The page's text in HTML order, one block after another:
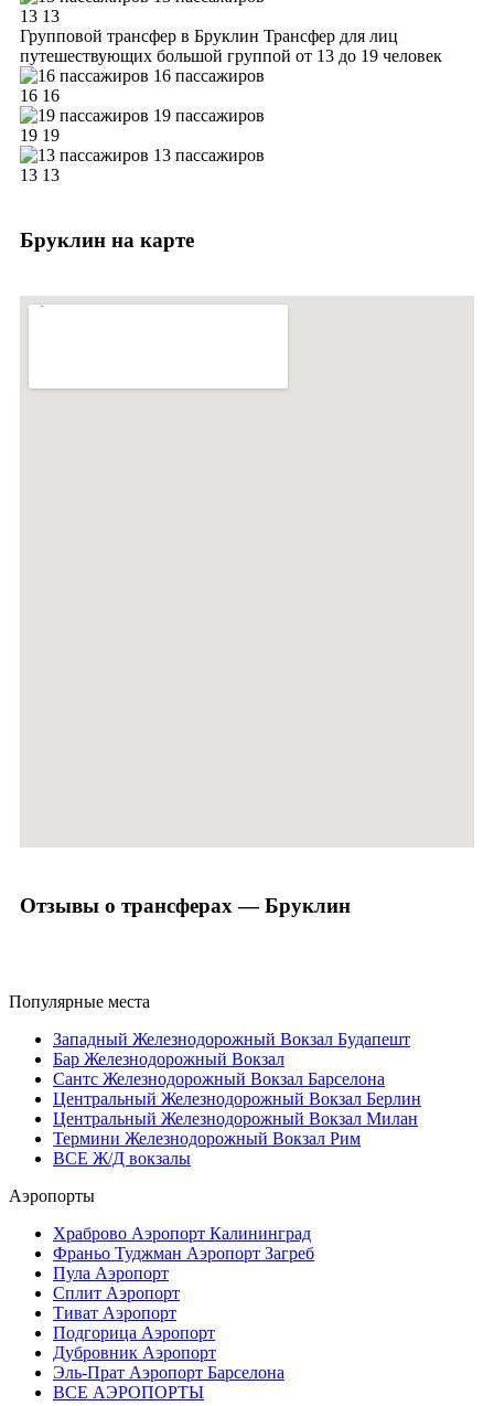
13 13
Групповой трансфер в Бруклин Трансфер для лиц
путешествующих большой группой от 13 до 19 человек
16 пассажиров
16 16
19 пассажиров
19 19
13 пассажиров
13 13
Бруклин на карте
Отзывы о трансферах — Бруклин
Популярные места
Западный Железнодорожный Вокзал Будапешт
Бар Железнодорожный Вокзал
Сантс Железнодорожный Вокзал Барселона
Центральный Железнодорожный Вокзал Берлин
Центральный Железнодорожный Вокзал Милан
Термини Железнодорожный Вокзал Рим
ВСЕ Ж/Д вокзалы
Аэропорты
Храброво Аэропорт Калининград
Франьо Туджман Аэропорт Загреб
Пула Аэропорт
Сплит Аэропорт
Тиват Аэропорт
Подгорица Аэропорт
Дубровник Аэропорт
Эль-Прат Аэропорт Барселона
ВСЕ АЭРОПОРТЫ